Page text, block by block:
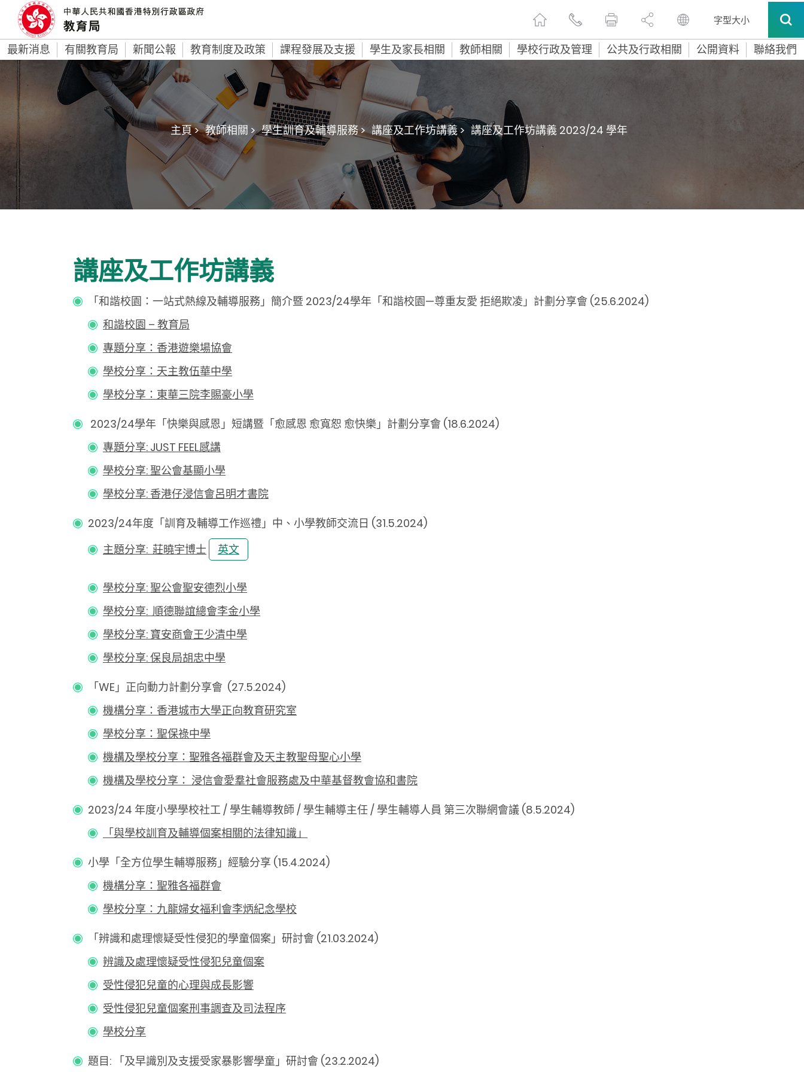
字型大小
最新消息 有關教育局 新聞公報 教育制度及政策 課程發展及支援 學生及家長相關 教師相關 學校行政及管理 公共及行政相關 公開資料 聯絡我們
主頁 > 教師相關 > 學生訓育及輔導服務 > 講座及工作坊講義 > 講座及工作坊講義 2023/24 學年
講座及工作坊講義
「和諧校園：一站式熱線及輔導服務」簡介暨 2023/24學年「和諧校園—尊重友愛 拒絕欺凌」計劃分享會 (25.6.2024)
和諧校園 – 教育局
專題分享：香港遊樂場協會
學校分享：天主教伍華中學
學校分享：東華三院李賜豪小學
2023/24學年「快樂與感恩」短講暨「愈感恩 愈寬恕 愈快樂」計劃分享會 (18.6.2024)
專題分享: JUST FEEL感講
學校分享: 聖公會基顯小學
學校分享: 香港仔浸信會呂明才書院
2023/24年度「訓育及輔導工作巡禮」中、小學教師交流日 (31.5.2024)
主題分享: 莊曉宇博士
英文
學校分享: 聖公會聖安德烈小學
學校分享: 順德聯誼總會李金小學
學校分享: 寶安商會王少清中學
學校分享: 保良局胡忠中學
「WE」正向動力計劃分享會 (27.5.2024)
機構分享：香港城市大學正向教育研究室
學校分享：聖保祿中學
機構及學校分享：聖雅各福群會及天主教聖母聖心小學
機構及學校分享： 浸信會愛羣社會服務處及中華基督教會協和書院
2023/24 年度小學學校社工 / 學生輔導教師 / 學生輔導主任 / 學生輔導人員 第三次聯網會議 (8.5.2024)
「與學校訓育及輔導個案相關的法律知識」
小學「全方位學生輔導服務」經驗分享 (15.4.2024)
機構分享：聖雅各福群會
學校分享：九龍婦女福利會李炳紀念學校
「辨識和處理懷疑受性侵犯的學童個案」研討會 (21.03.2024)
辨識及處理懷疑受性侵犯兒童個案
受性侵犯兒童的心理與成長影響
受性侵犯兒童個案刑事調查及司法程序
學校分享
題目: 「及早識別及支援受家暴影響學童」研討會 (23.2.2024)